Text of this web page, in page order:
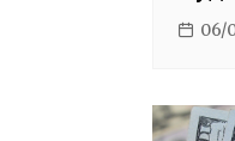
06/